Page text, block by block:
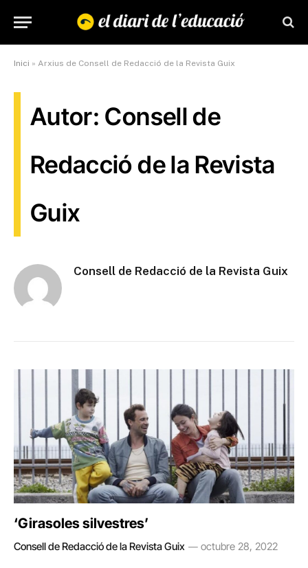
Inici » Arxius de Consell de Redacció de la Revista Guix
Autor: Consell de
Redacció de la Revista
Guix
Consell de Redacció de la Revista Guix
‘Girasoles silvestres’
Consell de Redacció de la Revista Guix octubre 28, 2022